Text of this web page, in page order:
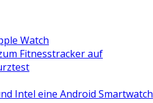
Watch
Fitnesstracker auf
Intel eine Android Smartwatch